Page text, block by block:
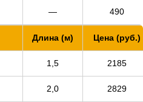
— 490
Длина (м) Цена (руб.)
1,5 2185
2,0 2829